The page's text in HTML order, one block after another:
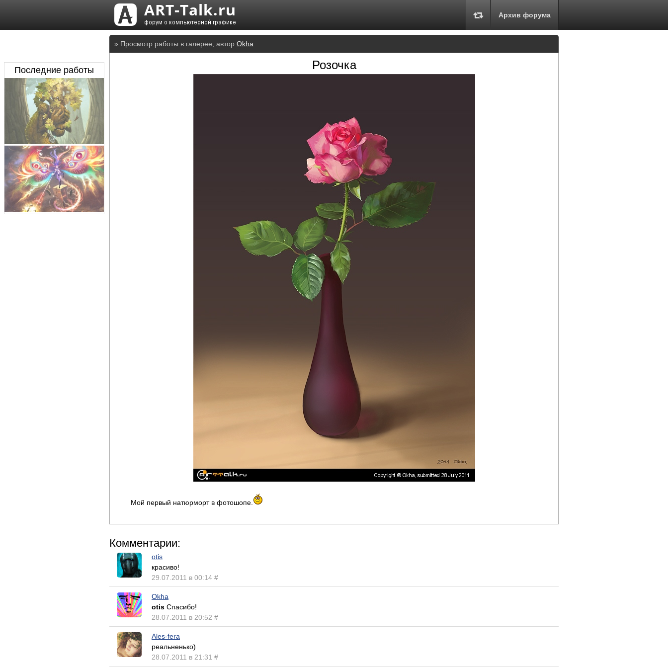
Архив форума
» Просмотр работы в галерее, автор Okha
Розочка
Мой первый натюрморт в фотошопе.
Комментарии:
otis
красиво!
29.07.2011 в 00:14 #
Okha
otis Спасибо!
28.07.2011 в 20:52 #
Ales-fera
реальненько)
28.07.2011 в 21:31 #
Последние работы